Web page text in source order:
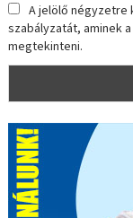
A jelölő négyzetre
szabályzatát, aminek
megtekinteni.